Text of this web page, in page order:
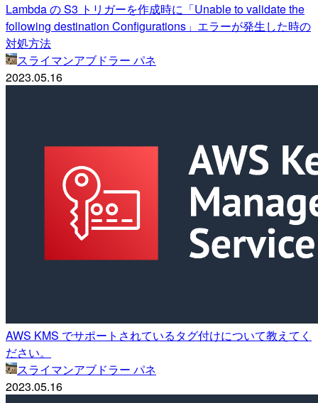
Lambda の S3 トリガーを作成時に「Unable to validate the
following destination Configurations」エラーが発生した時の
対処方法
スライマンアブドラー パネ
2023.05.16
AWS KMS でサポートされているタグ付けについて教えてく
ださい。
スライマンアブドラー パネ
2023.05.16